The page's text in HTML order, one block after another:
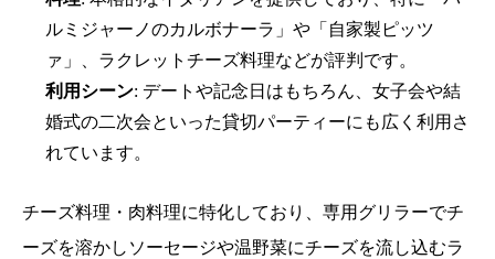
ルミジャーノのカルボナーラ」や「自家製ピッツ
ァ」、ラクレットチーズ料理などが評判です。
利用シーン: デートや記念日はもちろん、女子会や結
婚式の二次会といった貸切パーティーにも広く利用さ
れています。
チーズ料理・肉料理に特化しており、専用グリラーでチ
ーズを溶かしソーセージや温野菜にチーズを流し込むラ